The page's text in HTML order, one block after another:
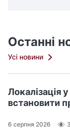
Останні
Усі новини
Локалізація
встановити
6 серпня 2026